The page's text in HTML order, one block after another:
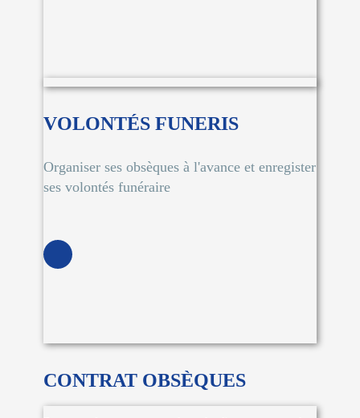
VOLONTÉS FUNERIS
Organiser ses obsèques à l'avance et enregister
ses volontés funéraire
CONTRAT OBSÈQUES